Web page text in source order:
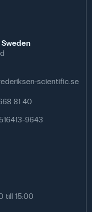
groddar mycket
ska alltid
inte ligga
om dagen
danska webbplats
kvalitetssäkrats
förekomma
scientific.se
81 40
9643
till 15:00